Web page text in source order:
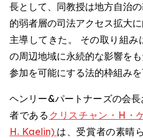
長として、同教授は地方自治
的弱者層の司法アクセス拡大
主導してきた。 その取り組
の周辺地域に永続的な影響を
参加を可能にする法的枠組みを
ヘンリー&パートナーズの会
者である クリスチャン・H・
H. Kaelin) は、受賞者の素晴